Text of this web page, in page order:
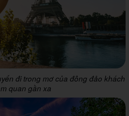
đi trong mơ của đông đảo khách
quan gần xa